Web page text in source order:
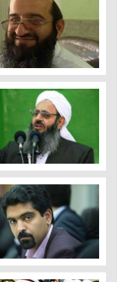
یکی از روحانیان
اعتراض نمایندگان
مخالفت حکومت